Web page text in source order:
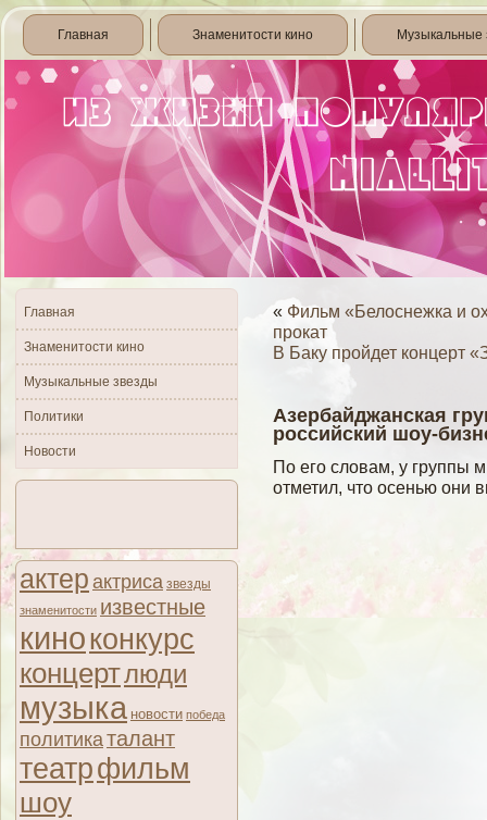
Главная Знаменитости кино Музыкальные
Главная
Знаменитости кино
Музыкальные звезды
Политики
Новости
актер актриса звезды
знаменитости известные
киноконкурс
концертлюди
музыка новости победа
политикаталант
театрфильм
шоу
« Фильм «Белоснежка и
прокат
В Баку пройдет концерт
Азербайджанская
российский шоу-
По егο слοвам, у группы
отметил, что осенью они